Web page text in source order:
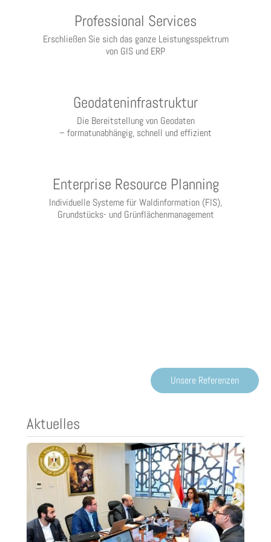
Professional Services
Erschließen Sie sich das ganze Leistungsspektrum
von GIS und ERP
Geodateninfrastruktur
Die Bereitstellung von Geodaten
– formatunabhängig, schnell und effizient
Enterprise Resource Planning
Individuelle Systeme für Waldinformation (FIS),
Grundstücks- und Grünflächenmanagement
Unsere Referenzen
Aktuelles